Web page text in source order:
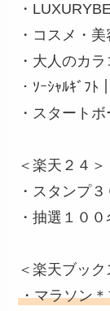
・
・コスメ・
・大人のカ
・ｿｰｼｬﾙｷﾞﾌ
・スタート
＜楽天２４＞
・スタンプ
・抽選１０
＜楽天ブック
・マラソン